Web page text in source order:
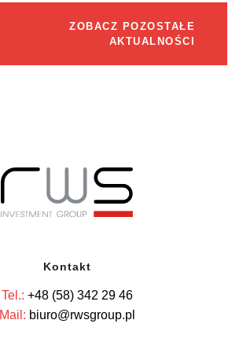
ZOBACZ POZOSTAŁE
AKTUALNOŚCI
Kontakt
Tel.: +48 (58) 342 29 46
Mail: biuro@rwsgroup.pl